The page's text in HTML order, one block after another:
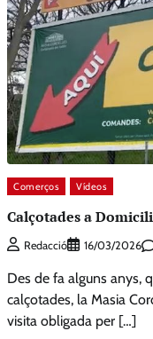
Comerços Vídeos
Calçotades a
Redacció 16/03/2026
Des de fa alguns anys,
calçotades, la Masia
visita obligada per […]